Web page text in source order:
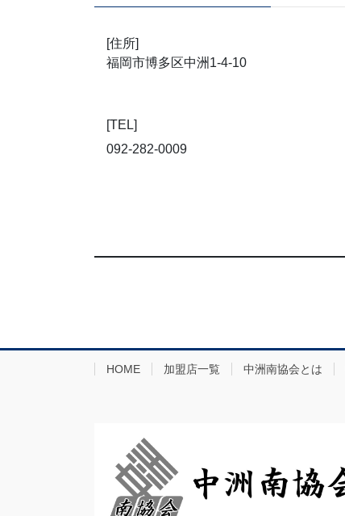
[住所]
福岡市博多区中洲1-4-10
[TEL]
092-282-0009
HOME 加盟店一覧 中洲南協会とは